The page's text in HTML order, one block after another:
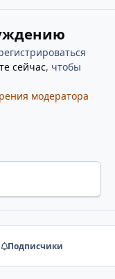
сейчас, чтобы
модератора
Подписчики